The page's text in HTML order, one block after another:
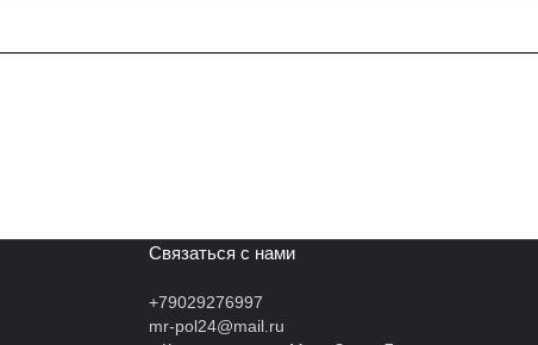
Связаться с нами
+79029276997
mr-pol24@mail.ru